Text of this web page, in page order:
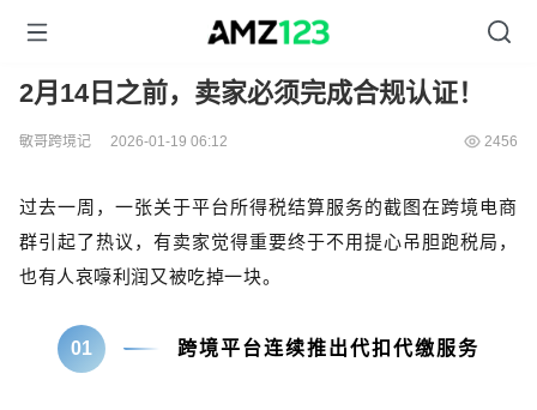
2月14日之前，卖家必须完成合规认证！
敏哥跨境记 2026-01-19 06:12 2456
过去一周，一张关于平台所得税结算服务的截图在跨境电商
群引起了热议，有卖家觉得重要终于不用提心吊胆跑税局，
也有人哀嚎利润又被吃掉一块。
01 跨境平台连续推出代扣代缴服务